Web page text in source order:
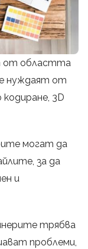
от областта
нуждаят от
3D
могат да
за да
и
трябва
проблеми,